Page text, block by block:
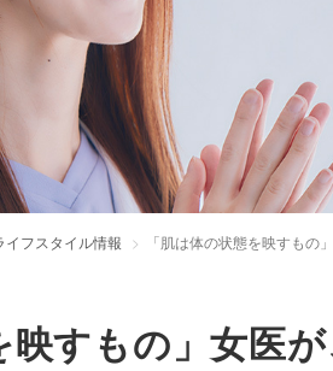
フスタイル情報 「肌は体の状態を映すもの
映すもの」女医